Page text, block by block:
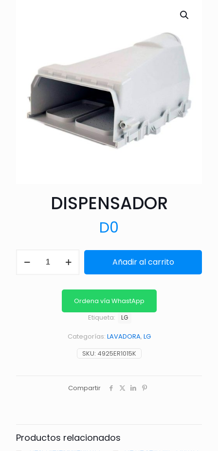
DISPENSADOR
D0
cantidad
Añadir al carrito
Ordena vía WhastApp
SKU: 4925ER1015K
Categorías: LAVADORA, LG
Etiqueta: LG
Compartir
Productos relacionados